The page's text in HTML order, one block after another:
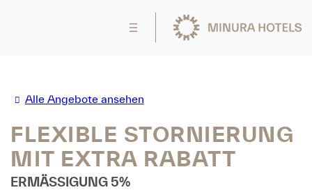
Alle Angebote ansehen
FLEXIBLE STORNIERUNG
MIT EXTRA RABATT
ERMÄSSIGUNG 5%